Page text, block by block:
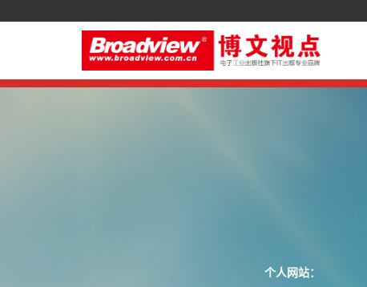
个人网站：